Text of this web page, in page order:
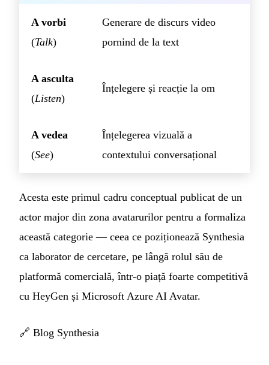
A vorbi
(Talk)
Generare de discurs video
pornind de la text
A asculta
(Listen)
Înțelegere și reacție la om
A vedea
(See)
Înțelegerea vizuală a
contextului conversațional
Acesta este primul cadru conceptual publicat de un
actor major din zona avatarurilor pentru a formaliza
această categorie — ceea ce poziționează Synthesia
ca laborator de cercetare, pe lângă rolul său de
platformă comercială, într-o piață foarte competitivă
cu HeyGen și Microsoft Azure AI Avatar.
🔗 Blog Synthesia